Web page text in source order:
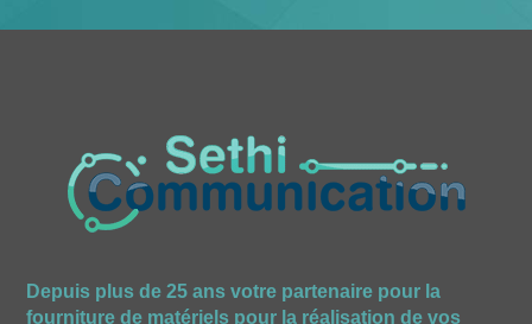
Depuis plus de 25 ans votre partenaire pour la
fourniture de matériels pour la réalisation de vos